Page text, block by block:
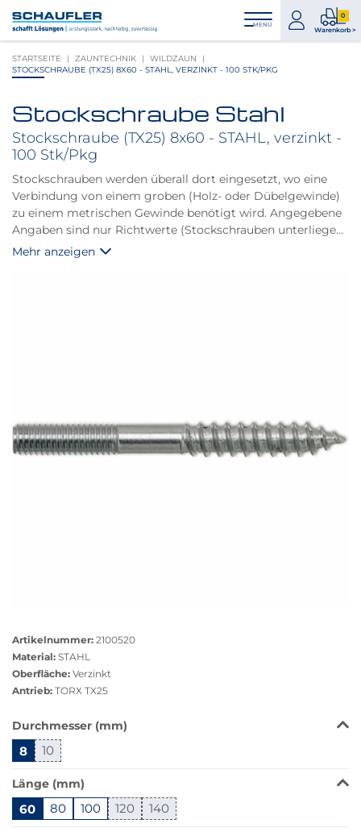
Inhalt
Hauptnavigation
Footernavigation
Logo
Schaufler
verlinkt
zur
MENÜ
zum
Konto
0
Warenkorb >
0
STARTSEITE ZAUNTECHNIK
WILDZAUN
STOCKSCHRAUBE (TX25) 8X60 - STAHL, VERZINKT - 100 STK/PKG
Produktbilder
Stockschraube Stahl
Stockschraube (TX25) 8x60 - STAHL, verzinkt -
100 Stk/Pkg
Stockschrauben werden überall dort eingesetzt, wo eine
Verbindung von einem groben (Holz- oder Dübelgewinde)
zu einem metrischen Gewinde benötigt wird. Angegebene
Angaben sind nur Richtwerte (Stockschrauben unterliegen
keiner Norm) - Änderungen vorbehalten.
Mehr anzeigen
anzeigen
Artikelnummer: 2100520
Material: STAHL
Oberfläche: Verzinkt
Antrieb: TORX TX25
Das
ist
in
dieser
Variante
nicht
Durchmesser (mm)
8 10
Länge (mm)
60 80 100 120 140